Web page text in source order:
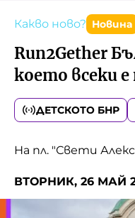
Рубрики с
Детско радио
Чуйте
Новините на
Приказки
Песнички
Искри
Интересен
Нашите гости
Какво ново? Новина
Run2Gether
което всеки
ДЕТСКОТО БНР
На пл. "Свети
ВТОРНИК, 26 МАЙ